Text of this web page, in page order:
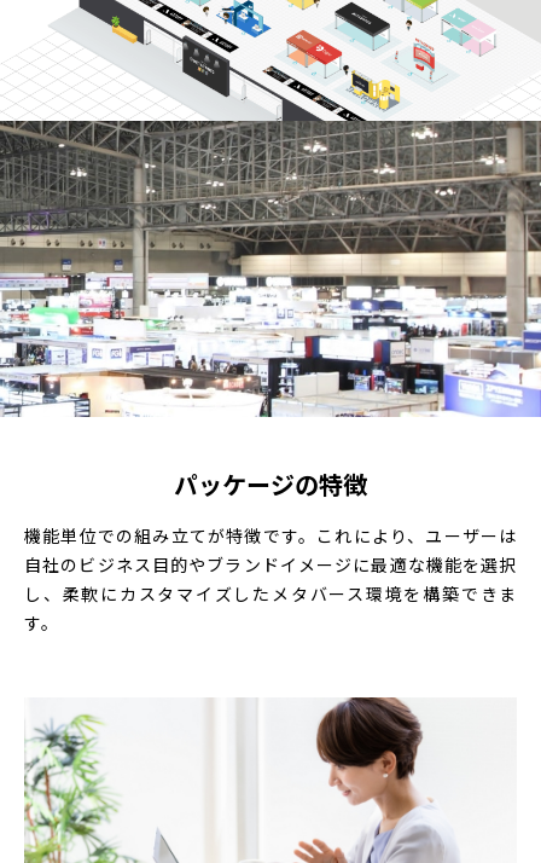
パッケージの特徴
機能単位での組み立てが特徴です。これにより、ユーザーは
自社のビジネス目的やブランドイメージに最適な機能を選択
し、 柔軟にカスタマイズしたメタバース環境を構築できま
す。